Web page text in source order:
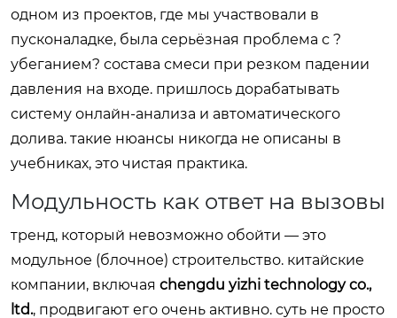
одном из проектов, где мы участвовали в
пусконаладке, была серьёзная проблема с ?
убеганием? состава смеси при резком падении
давления на входе. пришлось дорабатывать
систему онлайн-анализа и автоматического
долива. такие нюансы никогда не описаны в
учебниках, это чистая практика.
Модульность как ответ на вызовы
тренд, который невозможно обойти — это
модульное (блочное) строительство. китайские
компании, включая chengdu yizhi technology co.,
ltd., продвигают его очень активно. суть не просто